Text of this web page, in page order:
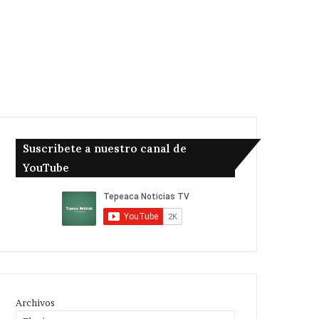
Suscribete a nuestro canal de
YouTube
Archivos